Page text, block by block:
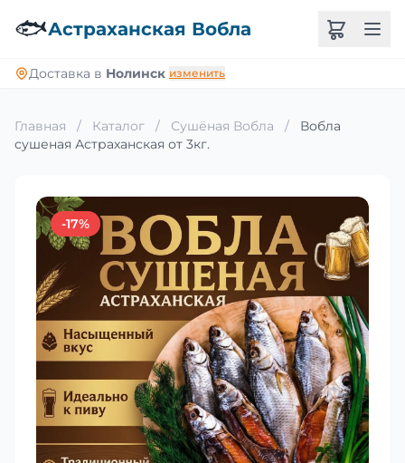
🐟Астраханская Вобла
Доставка в Нолинск изменить
Главная / Каталог / Сушёная Вобла /
Вобла
сушеная Астраханская от 3кг.
-17%